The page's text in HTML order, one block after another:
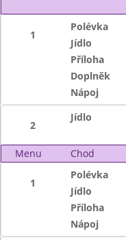
1
Polévka
Jídlo
Příloha
Doplněk
Nápoj
2
Jídlo
Menu Chod
1
Polévka
Jídlo
Příloha
Nápoj